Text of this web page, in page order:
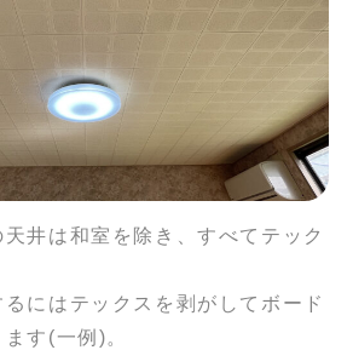
井は和室を除き、すべてテック
にはテックスを剥がしてボード
す(一例)。